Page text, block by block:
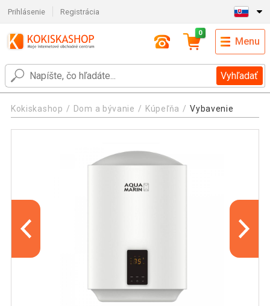
Prihlásenie Registrácia
Vyhľadať
0
Menu
Kokiskashop Dom a bývanie Kúpeľňa Vybavenie